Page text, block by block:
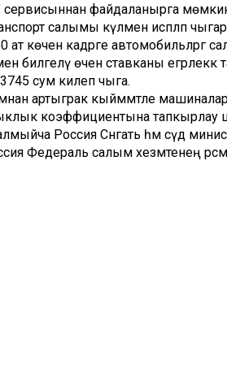
файдаланырга мөмкин.
салымы күләмен исәпләп
ат көченә кадәрге
билгеләү өчен ставканы
сум килеп чыга.
артыграк кыйммәтле
коэффициентына
Россия Сәнәгать һәм сәүдә
Федераль салым хезмәтенең